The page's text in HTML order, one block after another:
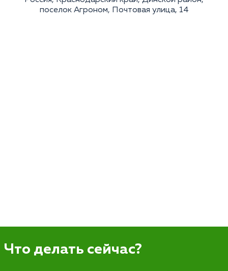
поселок Агроном, Почтовая улица, 14
Что делать сейчас?